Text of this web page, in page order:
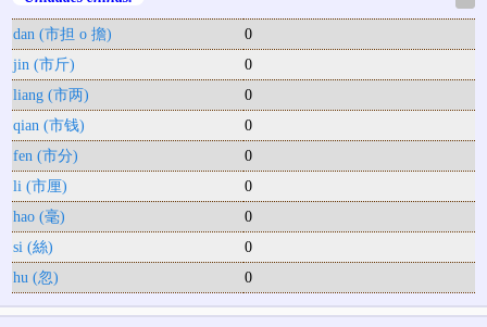
dan (市担 o 擔)
0
jin (市斤)
0
liang (市两)
0
qian (市钱)
0
fen (市分)
0
li (市厘)
0
hao (毫)
0
si (絲)
0
hu (忽)
0